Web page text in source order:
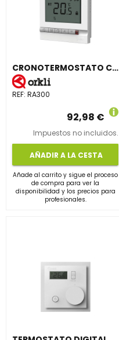
CRONOTERMOSTATO CABLEADO BEROA MODELO ON-OFF
REF: RA300
92,98 €
Impuestos no incluidos.
AÑADIR A LA CESTA
Añade al carrito y sigue el proceso
de compra para ver la
disponibilidad y los precios para
profesionales.